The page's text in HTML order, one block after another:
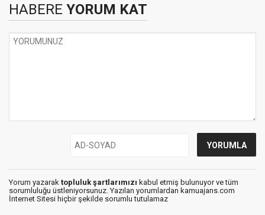
HABERE YORUM KAT
Yorum yazarak topluluk şartlarımızı kabul etmiş bulunuyor ve tüm
sorumluluğu üstleniyorsunuz. Yazılan yorumlardan kamuajans.com
İnternet Sitesi hiçbir şekilde sorumlu tutulamaz